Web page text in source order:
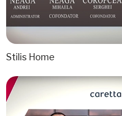
Stilis Home